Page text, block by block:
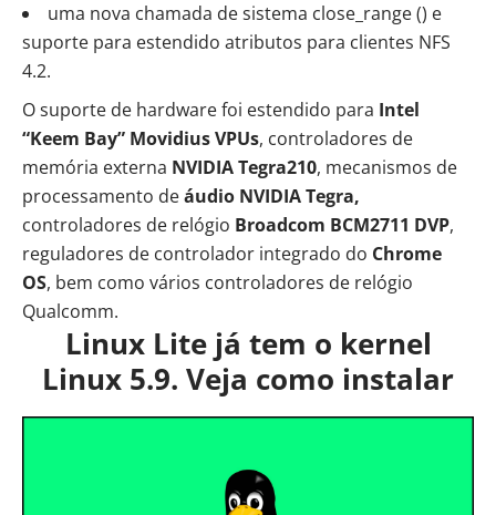
uma nova chamada de sistema close_range () e
suporte para estendido atributos para clientes NFS
4.2.
O suporte de hardware foi estendido para Intel
“Keem Bay” Movidius VPUs, controladores de
memória externa NVIDIA Tegra210, mecanismos de
processamento deáudio NVIDIA Tegra,
controladores de relógio Broadcom BCM2711 DVP,
reguladores de controlador integrado do Chrome
OS, bem como vários controladores de relógio
Qualcomm.
Linux Lite já tem o kernel
Linux 5.9. Veja como instalar